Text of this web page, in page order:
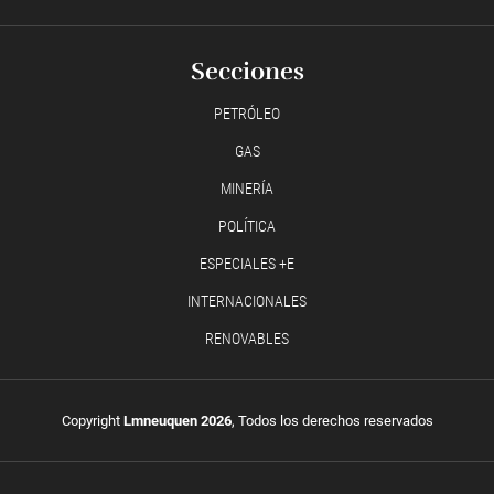
Secciones
PETRÓLEO
GAS
MINERÍA
POLÍTICA
ESPECIALES +E
INTERNACIONALES
RENOVABLES
Copyright Lmneuquen 2026, Todos los derechos reservados